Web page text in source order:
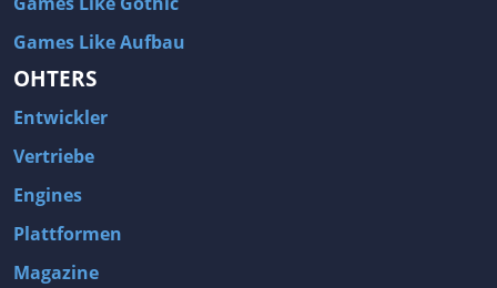
Games Like Aufbau
OHTERS
Entwickler
Vertriebe
Engines
Plattformen
Magazine